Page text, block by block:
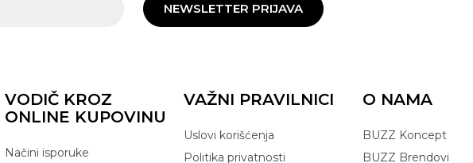
NEWSLETTER PRIJAVA
VODIČ KROZ
ONLINE KUPOVINU
Načini isporuke
VAŽNI PRAVILNICI
Uslovi korišćenja
Politika privatnosti
O NAMA
BUZZ Koncept
BUZZ Brendovi